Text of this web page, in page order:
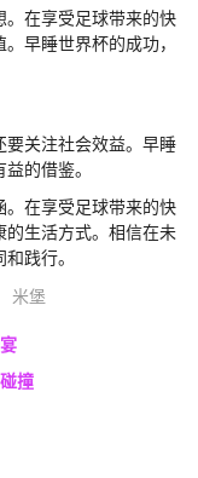
。在享受足球带来的快
早睡世界杯的成功，
要关注社会效益。早睡
的借鉴。
。在享受足球带来的快
的生活方式。相信在未
践行。
米堡
撞